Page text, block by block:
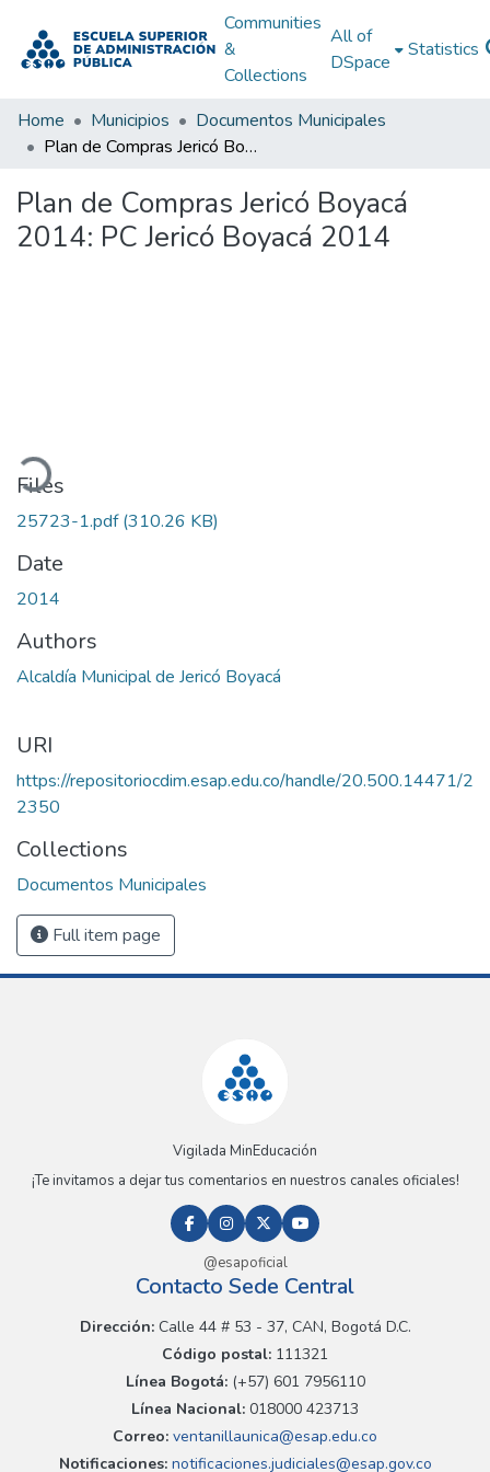
Communities
&
Collections
All of
DSpace
Statistics
Home Municipios
Documentos Municipales
Plan de Compras Jericó Boyacá 2014: PC Jericó Boyacá 2014
Plan de Compras Jericó Boyacá
2014: PC Jericó Boyacá 2014
Files
25723-1.pdf(310.26 KB)
Date
2014
Authors
Alcaldía Municipal de Jericó Boyacá
URI
https://repositoriocdim.esap.edu.co/handle/20.500.14471/2
2350
Collections
Documentos Municipales
Full item page
Vigilada MinEducación
¡Te invitamos a dejar tus comentarios en nuestros canales oficiales!
@esapoficial
Contacto Sede Central
Dirección:Calle 44 # 53 - 37, CAN, Bogotá D.C.
Código postal: 111321
Línea Bogotá:(+57) 601 7956110
Línea Nacional: 018000 423713
Correo: ventanillaunica@esap.edu.co
Notificaciones:notificaciones.judiciales@esap.gov.co